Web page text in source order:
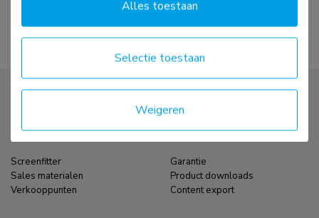
Screenfitter
Sales materialen
Verkooppunten
Garantie
Product downloads
Content export
Weigeren
Selectie toestaan
Alles toestaan